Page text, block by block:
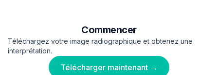
Commencer
Téléchargez votre image radiographique et obtenez une
interprétation.
Télécharger maintenant →